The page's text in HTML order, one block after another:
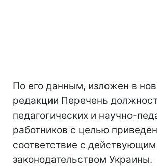
По его данным, изложен в
редакции Перечень
педагогических и научно-
работников с целью
соответствие с действующим
законодательством Украины.